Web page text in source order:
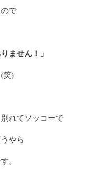
で
ません！」
笑)
れてソッコーで
やら
。